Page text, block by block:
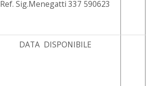
Ref. Sig.Menegatti 337 590623
DATA DISPONIBILE